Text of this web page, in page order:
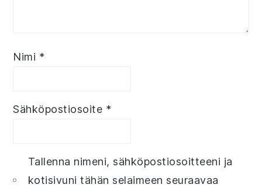
Nimi *
Sähköpostiosoite *
Tallenna nimeni, sähköpostiosoitteeni ja
kotisivuni tähän selaimeen seuraavaa